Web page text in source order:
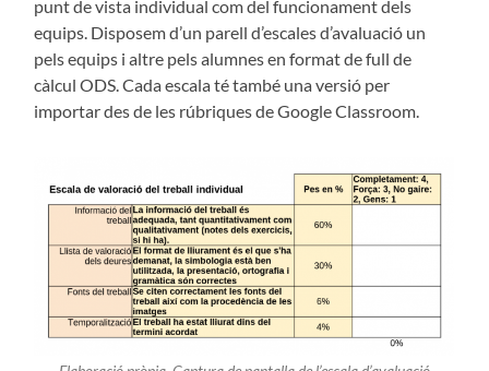
punt de vista individual com del funcionament dels
equips. Disposem d’un parell d’escales d’avaluació un
pels equips i altre pels alumnes en format de full de
càlcul ODS. Cada escala té també una versió per
importar des de les rúbriques de Google Classroom.